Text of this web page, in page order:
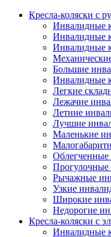
Кресла-коляски с
Инвалидные
Инвалидные
Инвалидные
Большие
Инвалидные
Легкие
Лежачие
Летние
Лучшие
Маленькие
Облегченные
Прогулочные
Рычажные
Узкие
Широкие
Недорогие
Кресла-коляски с
Инвалидные